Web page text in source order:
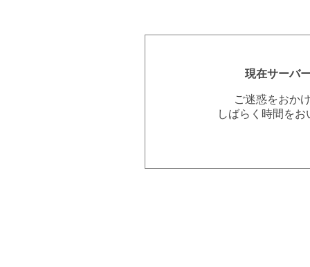
現在サーバ
ご迷惑をおか
しばらく時間を